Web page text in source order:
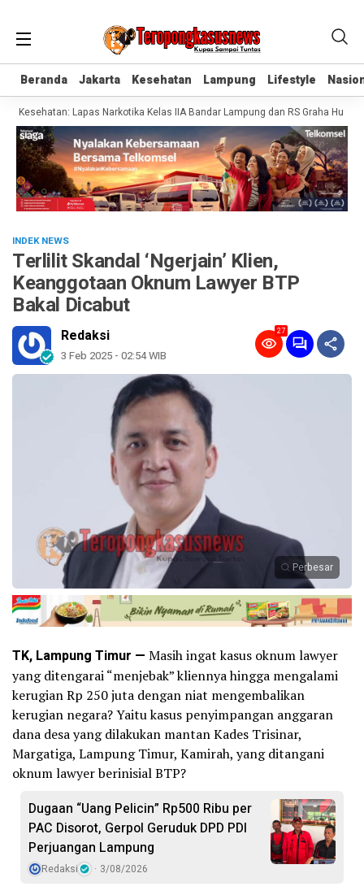
Beranda Jakarta Kesehatan Lampung Lifestyle
Beranda Jakarta Kesehatan Lampung Lifestyle
Kesehatan: Lapas Narkotika Kelas IIA Bandar Lampung dan RS Graha Husada
INDEK NEWS
Terlilit Skandal ‘Ngerjain’ Klien,
Keanggotaan Oknum Lawyer BTP
Bakal Dicabut
Redaksi
3 Feb 2025 - 02:54 WIB
27
Perbesar
TK, Lampung Timur — Masih ingat kasus oknum lawyer
yang ditengarai “menjebak” kliennya hingga mengalami
kerugian Rp 250 juta dengan niat mengembalikan
kerugian negara? Yaitu kasus penyimpangan anggaran
dana desa yang dilakukan mantan Kades Trisinar,
Margatiga, Lampung Timur, Kamirah, yang ditangani
oknum lawyer berinisial BTP?
Dugaan “Uang Pelicin” Rp500 Ribu per
PAC Disorot, Gerpol Geruduk DPD PDI
Perjuangan Lampung
Redaksi 3/08/2026